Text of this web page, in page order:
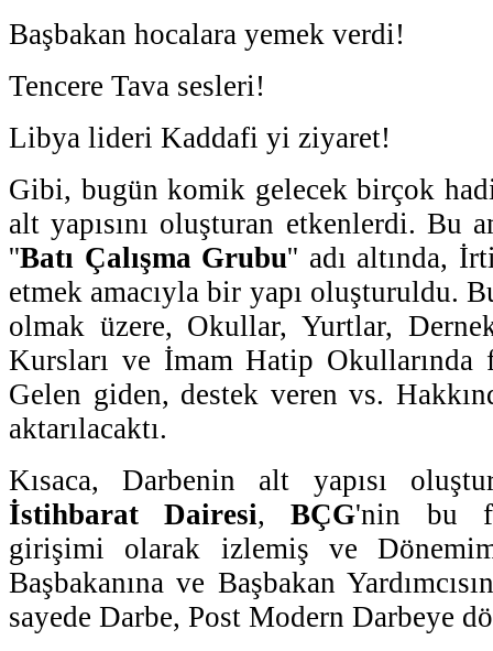
Başbakan hocalara yemek verdi!
Tencere Tava sesleri!
Libya lideri Kaddafi yi ziyaret!
Gibi, bugün komik gelecek birçok
alt yapısını oluşturan etkenlerdi. Bu
''Batı Çalışma Grubu'' adı altında,
etmek amacıyla bir yapı oluşturuldu.
olmak üzere, Okullar, Yurtlar,
Kursları ve İmam Hatip Okullarında
Gelen giden, destek veren vs.
aktarılacaktı.
Kısaca, Darbenin alt yapısı
İstihbarat Dairesi,BÇG'nin bu
girişimi olarak izlemiş ve
Başbakanına ve Başbakan
sayede Darbe, Post Modern Darbeye